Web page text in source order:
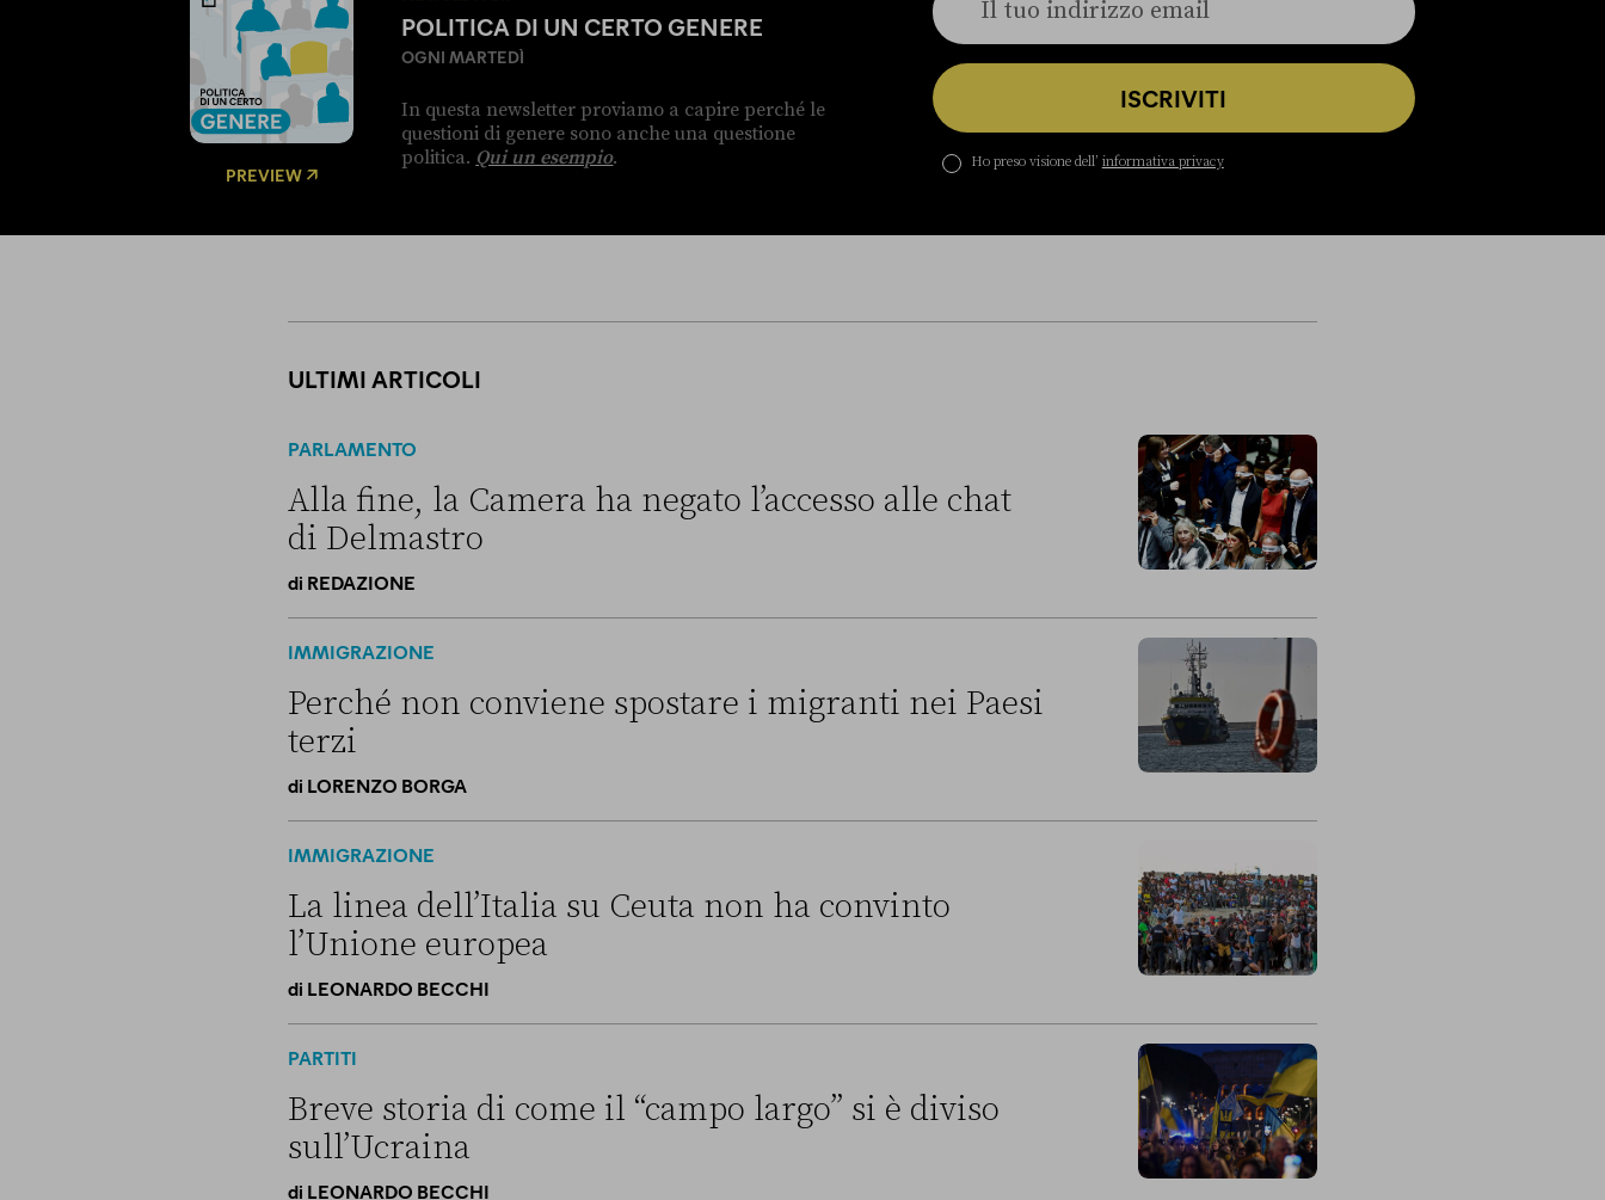
PREVIEW
POLITICA DI UN CERTO GENERE
OGNI MARTEDÌ
In questa newsletter proviamo a capire perché le
questioni di genere sono anche una questione
politica. Qui un esempio.
ISCRIVITI
Ho preso visione dell’ informativa privacy
ULTIMI ARTICOLI
PARLAMENTO
Alla fine, la Camera ha negato l’accesso alle chat
di Delmastro
di REDAZIONE
IMMIGRAZIONE
Perché non conviene spostare i migranti nei Paesi
terzi
di LORENZO BORGA
IMMIGRAZIONE
La linea dell’Italia su Ceuta non ha convinto
l’Unione europea
di LEONARDO BECCHI
PARTITI
Breve storia di come il “campo largo” si è diviso
sull’Ucraina
di LEONARDO BECCHI